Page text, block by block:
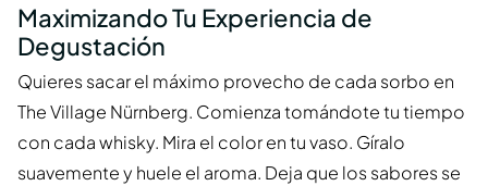
Maximizando Tu Experiencia de
Degustación
Quieres sacar el máximo provecho de cada sorbo en
The Village Nürnberg. Comienza tomándote tu tiempo
con cada whisky. Mira el color en tu vaso. Gíralo
suavemente y huele el aroma. Deja que los sabores se